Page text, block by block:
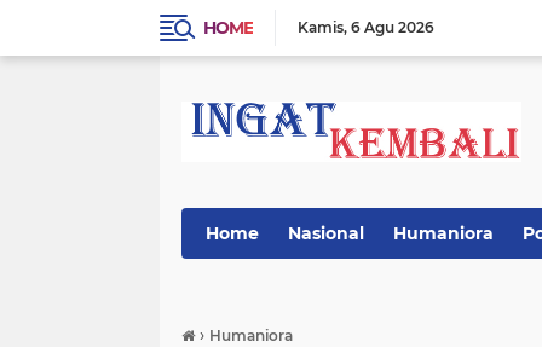
HOME Kamis 6 Agu 2026
Home Nasional Humaniora
› Humaniora